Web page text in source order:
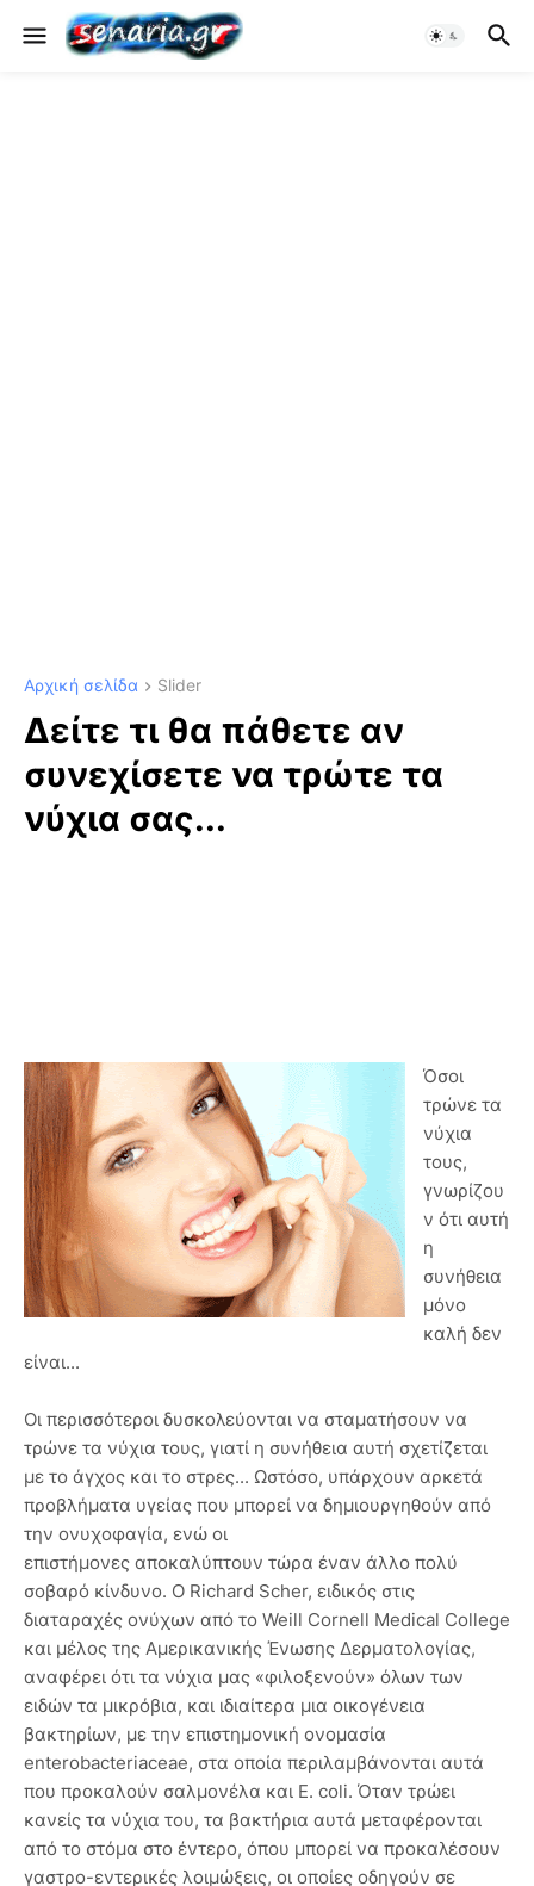
Αρχική σελίδα Slider
Δείτε τι θα πάθετε αν
συνεχίσετε να τρώτε τα
νύχια σας...
Όσοι
τρώνε τα
νύχια
τους,
γνωρίζου
ν ότι αυτή
η
συνήθεια
μόνο
καλή δεν
είναι...
Οι περισσότεροι δυσκολεύονται να σταματήσουν να
τρώνε τα νύχια τους, γιατί η συνήθεια αυτή σχετίζεται
με το άγχος και το στρες... Ωστόσο, υπάρχουν αρκετά
προβλήματα υγείας που μπορεί να δημιουργηθούν από
την ονυχοφαγία, ενώ οι
επιστήμονες αποκαλύπτουν τώρα έναν άλλο πολύ
σοβαρό κίνδυνο. Ο Richard Scher, ειδικός στις
διαταραχές ονύχων από το Weill Cornell Medical College
και μέλος της Αμερικανικής Ένωσης Δερματολογίας,
αναφέρει ότι τα νύχια μας «φιλοξενούν» όλων των
ειδών τα μικρόβια, και ιδιαίτερα μια οικογένεια
βακτηρίων, με την επιστημονική ονομασία
enterobacteriaceae, στα οποία περιλαμβάνονται αυτά
που προκαλούν σαλμονέλα και E. coli. Όταν τρώει
κανείς τα νύχια του, τα βακτήρια αυτά μεταφέρονται
από το στόμα στο έντερο, όπου μπορεί να προκαλέσουν
γαστρο-εντερικές λοιμώξεις, οι οποίες οδηγούν σε